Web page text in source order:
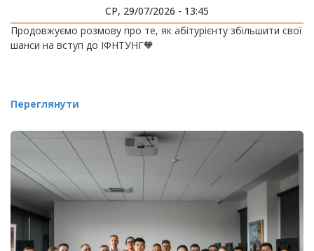
СР, 29/07/2026 - 13:45
Продовжуємо розмову про те, як абітурієнту збільшити свої
шанси на вступ до ІФНТУНГ🧡
Переглянути